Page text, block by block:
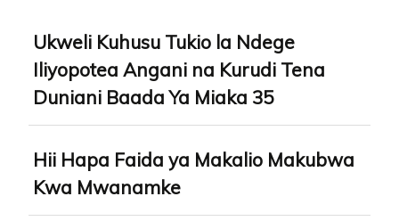
Ukweli Kuhusu Tukio la Ndege
Iliyopotea Angani na Kurudi Tena
Duniani Baada Ya Miaka 35
Hii Hapa Faida ya Makalio Makubwa
Kwa Mwanamke